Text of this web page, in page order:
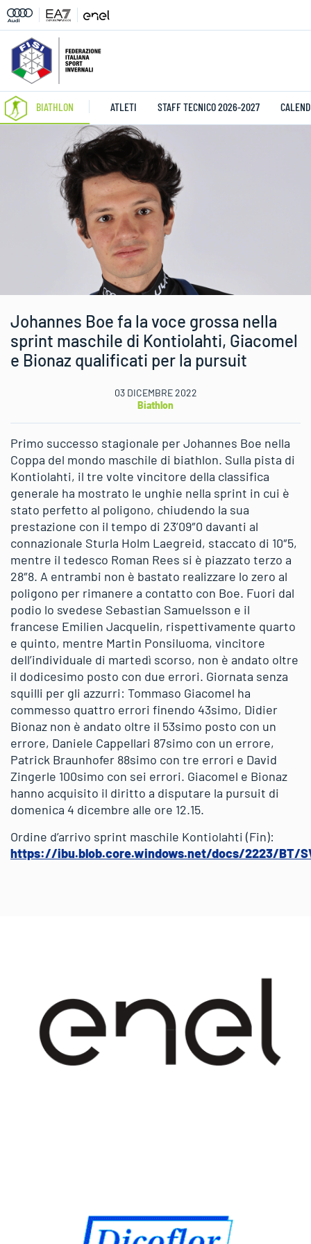
BIATHLON ATLETI STAFF TECNICO 2026-2027
Johannes Boe fa la voce grossa nella
sprint maschile di Kontiolahti, Giacomel
e Bionaz qualificati per la pursuit
03 DICEMBRE 2022
Biathlon
Primo successo stagionale per Johannes Boe nella
Coppa del mondo maschile di biathlon. Sulla pista di
Kontiolahti, il tre volte vincitore della classifica
generale ha mostrato le unghie nella sprint in cui è
stato perfetto al poligono, chiudendo la sua
prestazione con il tempo di 23’09″0 davanti al
connazionale Sturla Holm Laegreid, staccato di 10″5,
mentre il tedesco Roman Rees si è piazzato terzo a
28″8. A entrambi non è bastato realizzare lo zero al
poligono per rimanere a contatto con Boe. Fuori dal
podio lo svedese Sebastian Samuelsson e il
francese Emilien Jacquelin, rispettivamente quarto
e quinto, mentre Martin Ponsiluoma, vincitore
dell’individuale di martedì scorso, non è andato oltre
il dodicesimo posto con due errori. Giornata senza
squilli per gli azzurri: Tommaso Giacomel ha
commesso quattro errori finendo 43simo, Didier
Bionaz non è andato oltre il 53simo posto con un
errore, Daniele Cappellari 87simo con un errore,
Patrick Braunhofer 88simo con tre errori e David
Zingerle 100simo con sei errori. Giacomel e Bionaz
hanno acquisito il diritto a disputare la pursuit di
domenica 4 dicembre alle ore 12.15.
Ordine d’arrivo sprint maschile Kontiolahti (Fin):
https://ibu.blob.core.windows.net/docs/2223/BT/